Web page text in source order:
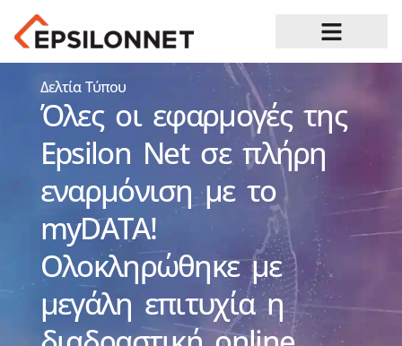
Δελτία Τύπου
Όλες οι εφαρμογές της
Epsilon Net σε πλήρη
εναρμόνιση με το
myDATA!
Ολοκληρώθηκε με
μεγάλη επιτυχία η